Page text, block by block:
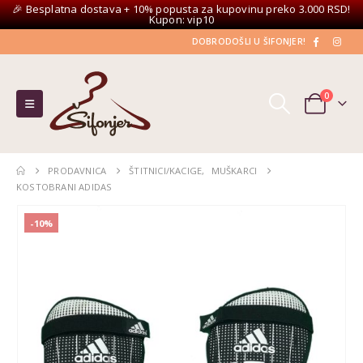
🎉 Besplatna dostava + 10% popusta za kupovinu preko 3.000 RSD!
Kupon: vip10
DOBRODOŠLI U ŠIFONJER!
0
PRODAVNICA ŠTITNICI/KACIGE,
MUŠKARCI
KOSTOBRANI ADIDAS
-10%